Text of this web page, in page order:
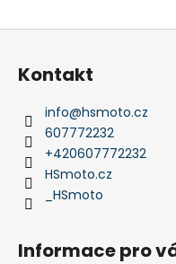
Z
Kontakt
info@hsmoto.cz
607772232
+420607772232
HSmoto.cz
_HSmoto
Informace pro